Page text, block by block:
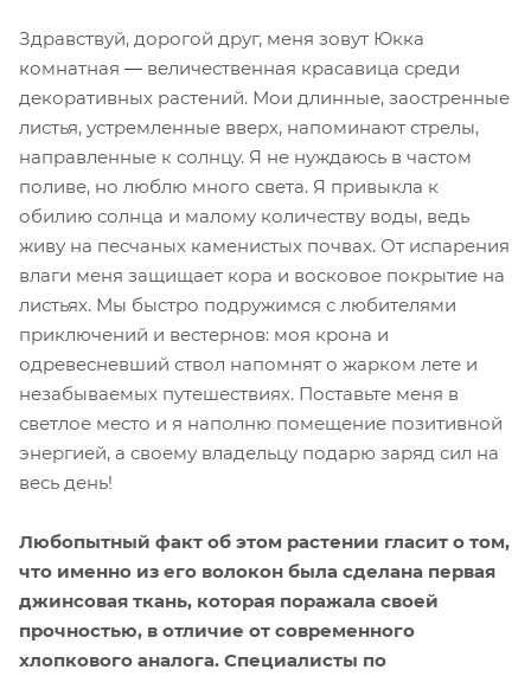
Здравствуй, дорогой друг, меня зовут Юкка
комнатная — величественная красавица среди
декоративных растений. Мои длинные, заостренные
листья, устремленные вверх, напоминают стрелы,
направленные к солнцу. Я не нуждаюсь в частом
поливе, но люблю много света. Я привыкла к
обилию солнца и малому количеству воды, ведь
живу на песчаных каменистых почвах. От испарения
влаги меня защищает кора и восковое покрытие на
листьях. Мы быстро подружимся с любителями
приключений и вестернов: моя крона и
одревесневший ствол напомнят о жарком лете и
незабываемых путешествиях. Поставьте меня в
светлое место и я наполню помещение позитивной
энергией, а своему владельцу подарю заряд сил на
весь день!
Любопытный факт об этом растении гласит о том,
что именно из его волокон была сделана первая
джинсовая ткань, которая поражала своей
прочностью, в отличие от современного
хлопкового аналога. Специалисты по